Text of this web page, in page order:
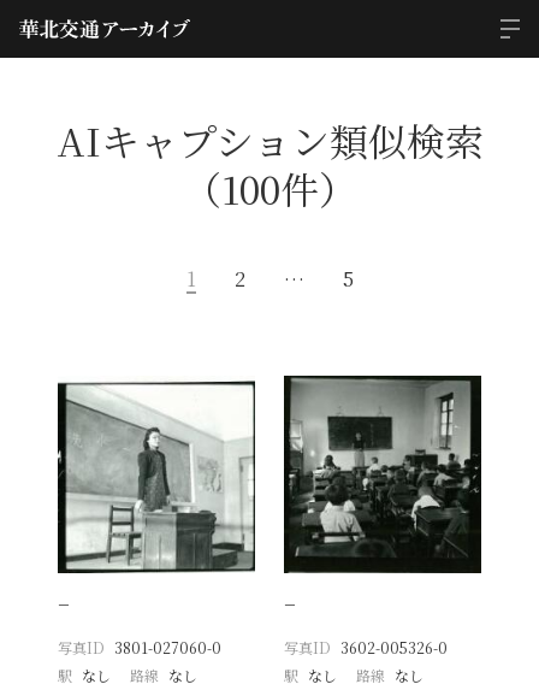
AIキャプション類似検索
（100件）
1 2 … 5
−
写真ID 3801-027060-0
駅 なし 路線 なし
−
写真ID 3602-005326-0
駅 なし 路線 なし